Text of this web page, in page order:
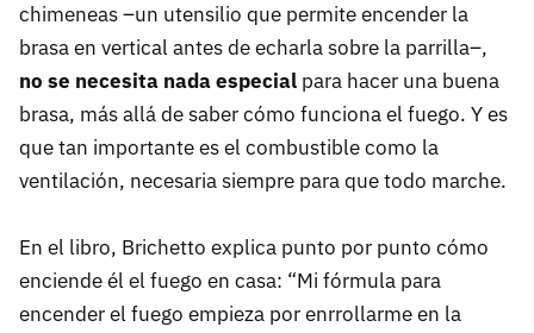
chimeneas –un utensilio que permite encender la
brasa en vertical antes de echarla sobre la parrilla–,
no se necesita nada especial para hacer una buena
brasa, más allá de saber cómo funciona el fuego. Y es
que tan importante es el combustible como la
ventilación, necesaria siempre para que todo marche.
En el libro, Brichetto explica punto por punto cómo
enciende él el fuego en casa: “Mi fórmula para
encender el fuego empieza por enrrollarme en la